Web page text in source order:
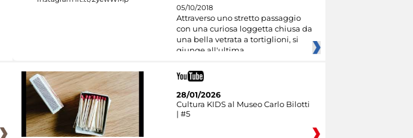
05/10/2018
Attraverso uno stretto passaggio
con una curiosa loggetta chiusa da
una bella vetrata a tortiglioni, si
giunge all'ultima
28/01/2026
Cultura KIDS al Museo Carlo Bilotti
| #5